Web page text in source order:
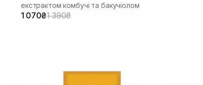
екстрактом комбучі та бакучіолом
1 070₴1 390₴